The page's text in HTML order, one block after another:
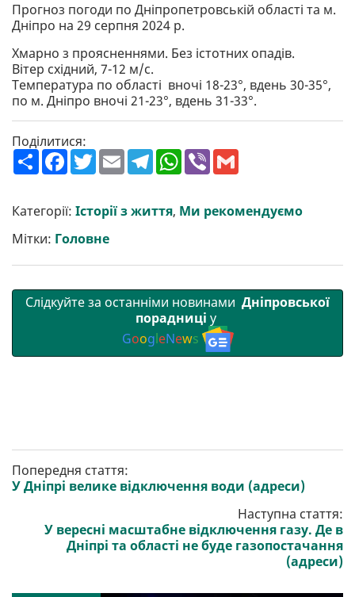
Прогноз погоди по Дніпропетровській області та м.
Дніпро на 29 серпня 2024 р.
Хмарно з проясненнями. Без істотних опадів.
Вітер східний, 7-12 м/с.
Температура по області вночі 18-23°, вдень 30-35°,
по м. Дніпро вночі 21-23°, вдень 31-33°.
Поділитися:
П
о
р
и
т
и
F
a
b
o
o
k
T
w
t
e
r
E
m
l
T
e
g
r
W
h
s
A
V
r l
Категорії: Історії з життя, Ми рекомендуємо
Мітки: Головне
Слідкуйте за останніми новинами Дніпровської
порадниці у
GoogleNews
Попередня стаття:
У Дніпрі велике відключення води (адреси)
Наступна стаття:
У вересні масштабне відключення газу. Де в
Дніпрі та області не буде газопостачання
(адреси)